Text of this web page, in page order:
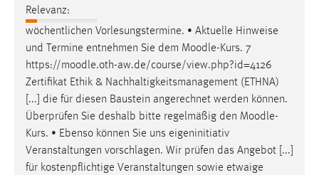
Relevanz:
wöchentlichen Vorlesungstermine. • Aktuelle Hinweise
und Termine entnehmen Sie dem Moodle-Kurs. 7
https://moodle.oth-aw.de/course/view.php?id=4126
Zertifikat Ethik & Nachhaltigkeitsmanagement (ETHNA)
[...] die für diesen Baustein angerechnet werden können.
Überprüfen Sie deshalb bitte regelmäßig den Moodle-
Kurs. • Ebenso können Sie uns eigeninitiativ
Veranstaltungen vorschlagen. Wir prüfen das Angebot [...]
für kostenpflichtige Veranstaltungen sowie etwaige
Zweck:
Zugriffsstatistik
Cookie Laufzeit:
Max. 13 Monate
MARKETING
Marketing Cookies werden von Drittanbietern
verwendet, um personalisierte Werbung anzuzeigen.